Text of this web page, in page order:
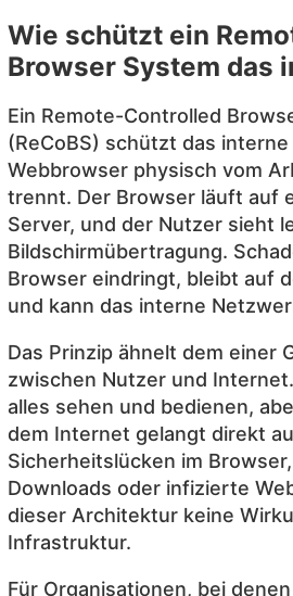
Wie schützt ein
Browser System das
Ein Remote-Controlled
(ReCoBS) schützt das
Webbrowser physisch vom
trennt. Der Browser läuft auf
Server, und der Nutzer sieht
Bildschirmübertragung.
Browser eindringt, bleibt auf
und kann das interne
Das Prinzip ähnelt dem einer
zwischen Nutzer und
alles sehen und bedienen,
dem Internet gelangt direkt
Sicherheitslücken im
Downloads oder infizierte
dieser Architektur keine
Infrastruktur.
Für Organisationen, bei